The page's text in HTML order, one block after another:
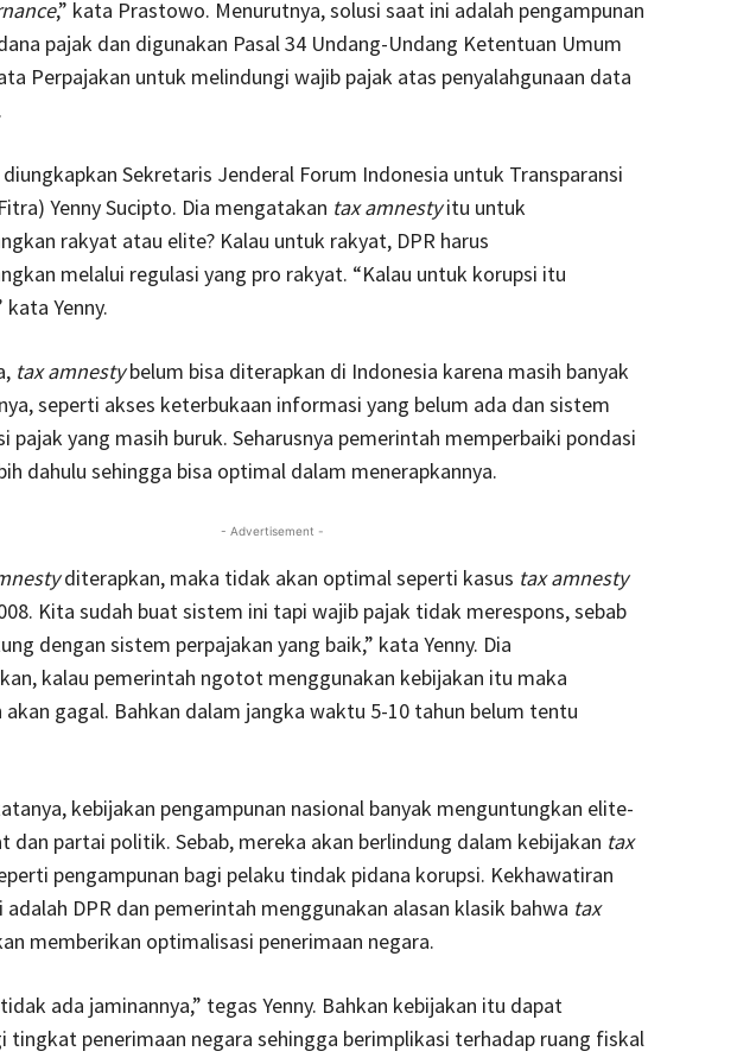
,” kata Prastowo. Menurutnya, solusi saat ini adalah pengampunan
pajak dan digunakan Pasal 34 Undang-Undang Ketentuan Umum
Perpajakan untuk melindungi wajib pajak atas penyalahgunaan data
diungkapkan Sekretaris Jenderal Forum Indonesia untuk Transparansi
Yenny Sucipto. Dia mengatakan tax amnestyitu untuk
rakyat atau elite? Kalau untuk rakyat, DPR harus
melalui regulasi yang pro rakyat. “Kalau untuk korupsi itu
kata Yenny.
tax amnestybelum bisa diterapkan di Indonesia karena masih banyak
seperti akses keterbukaan informasi yang belum ada dan sistem
pajak yang masih buruk. Seharusnya pemerintah memperbaiki pondasi
dahulu sehingga bisa optimal dalam menerapkannya.
- Advertisement -
diterapkan, maka tidak akan optimal seperti kasus tax amnesty
Kita sudah buat sistem ini tapi wajib pajak tidak merespons, sebab
dengan sistem perpajakan yang baik,” kata Yenny. Dia
kalau pemerintah ngotot menggunakan kebijakan itu maka
akan gagal. Bahkan dalam jangka waktu 5-10 tahun belum tentu
kebijakan pengampunan nasional banyak menguntungkan elite-
dan partai politik. Sebab, mereka akan berlindung dalam kebijakan tax
pengampunan bagi pelaku tindak pidana korupsi. Kekhawatiran
DPR dan pemerintah menggunakan alasan klasik bahwa tax
memberikan optimalisasi penerimaan negara.
ada jaminannya,” tegas Yenny. Bahkan kebijakan itu dapat
tingkat penerimaan negara sehingga berimplikasi terhadap ruang fiskal